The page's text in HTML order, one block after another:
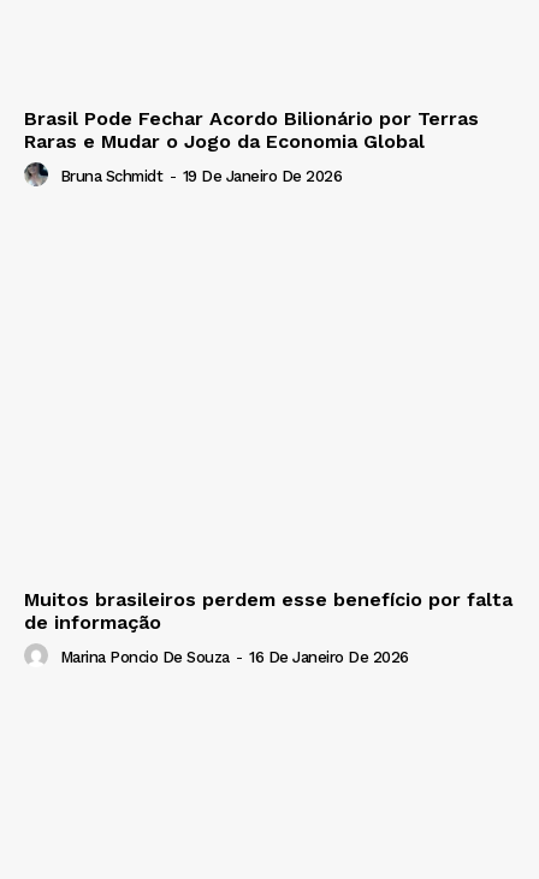
Brasil Pode Fechar Acordo Bilionário por Terras
Raras e Mudar o Jogo da Economia Global
Bruna Schmidt - 19 De Janeiro De 2026
Muitos brasileiros perdem esse benefício por falta
de informação
Marina Poncio De Souza - 16 De Janeiro De 2026